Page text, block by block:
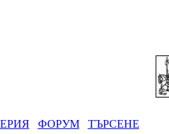
ФОРУМ
ТЪРСЕНЕ